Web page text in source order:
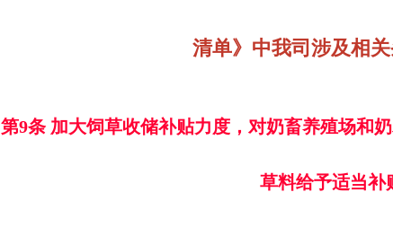
清单》中我司涉及相
第9条 加大饲草收储补贴力度，对奶畜养殖场和
草料给予适当补